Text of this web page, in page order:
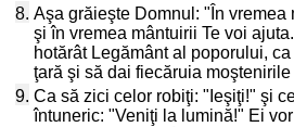
8. Aşa grăieşte Domnul: "În vremea
şi în vremea mântuirii Te voi
hotărât Legământ al poporului,
ţară şi să dai fiecăruia
9. Ca să zici celor robiţi: "Ieşiţi!" şi
întuneric: "Veniţi la lumină!" Ei